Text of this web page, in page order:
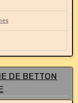
DE BETTON